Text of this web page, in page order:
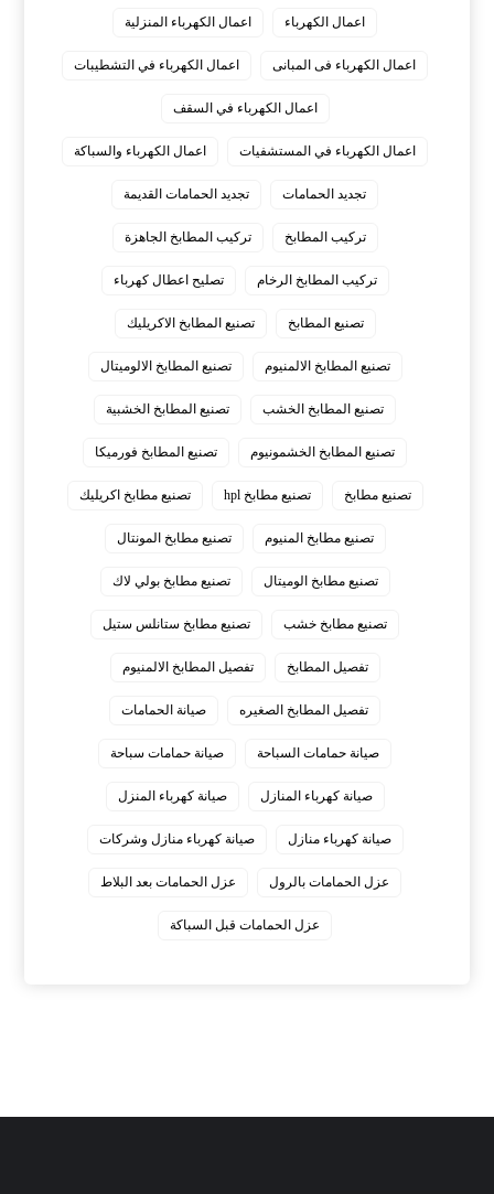
اعمال الكهرباء اعمال الكهرباء المنزلية
اعمال الكهرباء فى المبانى اعمال الكهرباء في التشطيبات
اعمال الكهرباء في السقف
اعمال الكهرباء في المستشفيات اعمال الكهرباء والسباكة
تجديد الحمامات تجديد الحمامات القديمة
تركيب المطابخ تركيب المطابخ الجاهزة
تركيب المطابخ الرخام تصليح اعطال كهرباء
تصنيع المطابخ تصنيع المطابخ الاكريليك
تصنيع المطابخ الالمنيوم تصنيع المطابخ الالوميتال
تصنيع المطابخ الخشب تصنيع المطابخ الخشبية
تصنيع المطابخ الخشمونيوم تصنيع المطابخ فورميكا
تصنيع مطابخ تصنيع مطابخ hpl تصنيع مطابخ اكريليك
تصنيع مطابخ المنيوم تصنيع مطابخ المونتال
تصنيع مطابخ الوميتال تصنيع مطابخ بولي لاك
تصنيع مطابخ خشب تصنيع مطابخ ستانلس ستيل
تفصيل المطابخ تفصيل المطابخ الالمنيوم
تفصيل المطابخ الصغيره صيانة الحمامات
صيانة حمامات السباحة صيانة حمامات سباحة
صيانة كهرباء المنازل صيانة كهرباء المنزل
صيانة كهرباء منازل صيانة كهرباء منازل وشركات
عزل الحمامات بالرول عزل الحمامات بعد البلاط
عزل الحمامات قبل السباكة